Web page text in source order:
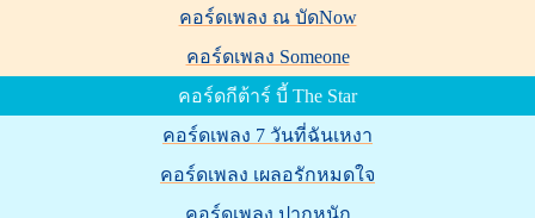
คอร์ดเพลง ณ บัดNow
คอร์ดเพลง Someone
คอร์ดกีต้าร์ บี้ The Star
คอร์ดเพลง 7 วันที่ฉันเหงา
คอร์ดเพลง เผลอรักหมดใจ